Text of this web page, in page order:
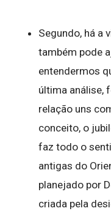
Segundo, há a
também pode
entendermos
última análise,
relação uns
conceito, o
faz todo o
antigas do
planejado por
criada pela